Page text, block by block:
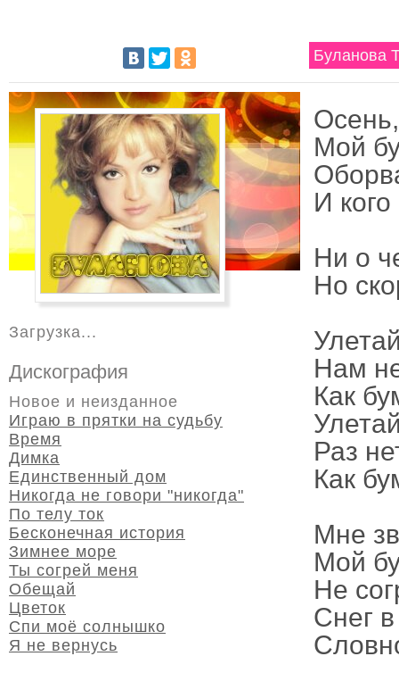
Буланова
Мой
И
Ни о
Но
Нам
Как
Раз
Как
Мне
Мой
Не
Снег
Загрузка...
Дискография
Новое и неизданное
Играю в прятки на судьбу
Время
Димка
Единственный дом
Никогда не говори "никогда"
По телу ток
Бесконечная история
Зимнее море
Ты согрей меня
Обещай
Цветок
Спи моё солнышко
Я не вернусь